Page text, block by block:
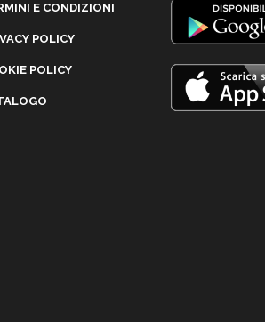
E CONDIZIONI
POLICY
POLICY